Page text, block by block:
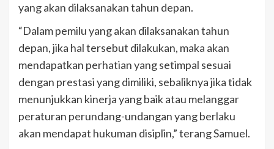
yang akan dilaksanakan tahun depan.
“Dalam pemilu yang akan dilaksanakan tahun
depan, jika hal tersebut dilakukan, maka akan
mendapatkan perhatian yang setimpal sesuai
dengan prestasi yang dimiliki, sebaliknya jika tidak
menunjukkan kinerja yang baik atau melanggar
peraturan perundang-undangan yang berlaku
akan mendapat hukuman disiplin,” terang Samuel.